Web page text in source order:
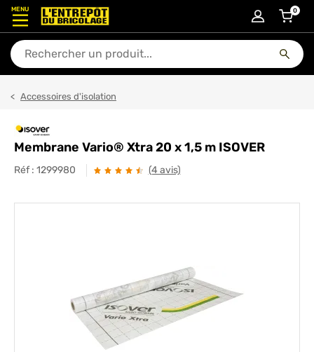
MENU
En quoi puis-je vous aider ?
0article
Accessoires d'isolation
Membrane Vario® Xtra 20 x 1,5 m ISOVER
Réf : 1299980 (4 avis)